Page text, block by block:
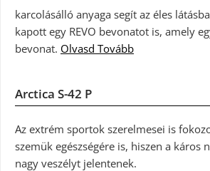
karcolásálló anyaga segít az éles
kapott egy REVO bevonatot is, amely
bevonat. Olvasd Tovább
Arctica S-42 P
Az extrém sportok szerelmesei is
szemük egészségére is, hiszen a káros
nagy veszélyt jelentenek.